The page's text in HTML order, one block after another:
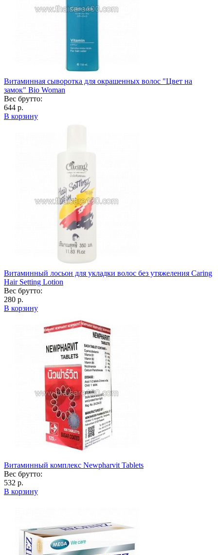
Витаминная сыворотка для окрашенных волос "Цвет на
замок" Bio Woman
Вес брутто:
644 р.
В корзину
Витаминный лосьон для укладки волос без утяжеления Caring
Hair Setting Lotion
Вес брутто:
280 р.
В корзину
Витаминный комплекс Newpharvit Tablets
Вес брутто:
532 р.
В корзину